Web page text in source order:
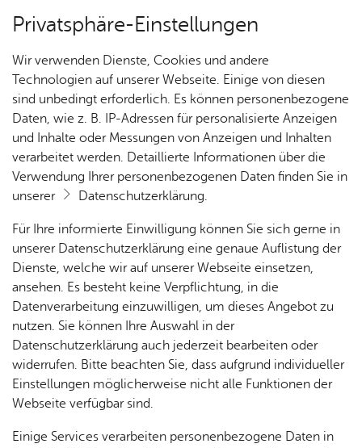
Kartenansicht
Cookie-Hinweis
Zum Laden dieser Karte wird eine Verbindung zu externen
Servern hergestellt. Diese verwenden Cookies und andere
Tracking-Technologien, um die Bedienung zu
personalisieren und zu verbessern. Weitere Informationen
finden Sie in unsererDatenschutzerklärung
Privatsphäre-Einstellungen
Wir verwenden Dienste, Cookies und andere
Technologien auf unserer Webseite. Einige von diesen
sind unbedingt erforderlich. Es können personenbezogene
Daten, wie z. B. IP-Adressen für personalisierte Anzeigen
und Inhalte oder Messungen von Anzeigen und Inhalten
verarbeitet werden. Detaillierte Informationen über die
Verwendung Ihrer personenbezogenen Daten finden Sie in
unserer
Datenschutzerklärung.
Für Ihre informierte Einwilligung können Sie sich gerne in
unserer Datenschutzerklärung eine genaue Auflistung der
Dienste, welche wir auf unserer Webseite einsetzen,
ansehen. Es besteht keine Verpflichtung, in die
Datenverarbeitung einzuwilligen, um dieses Angebot zu
nutzen. Sie können Ihre Auswahl in der
Datenschutzerklärung auch jederzeit bearbeiten oder
widerrufen. Bitte beachten Sie, dass aufgrund individueller
Einstellungen möglicherweise nicht alle Funktionen der
Webseite verfügbar sind.
Einige Services verarbeiten personenbezogene Daten in